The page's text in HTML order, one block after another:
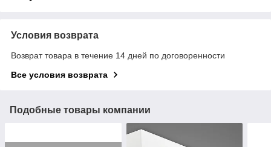
Условия возврата
Возврат товара в течение 14 дней по договоренности
Все условия возврата
Подобные товары компании